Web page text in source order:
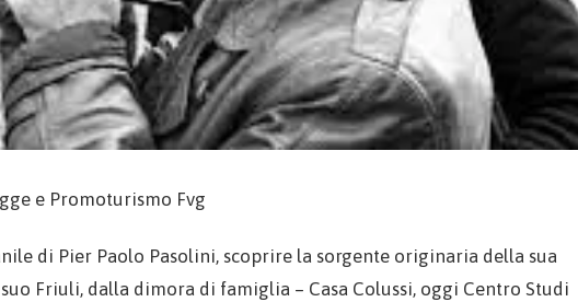
e Promoturismo Fvg
di Pier Paolo Pasolini, scoprire la sorgente originaria della sua
Friuli, dalla dimora di famiglia – Casa Colussi, oggi Centro Studi